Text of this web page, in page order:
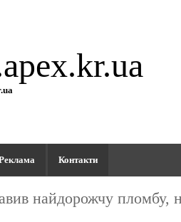
Контакти
найдорожчу пломбу,